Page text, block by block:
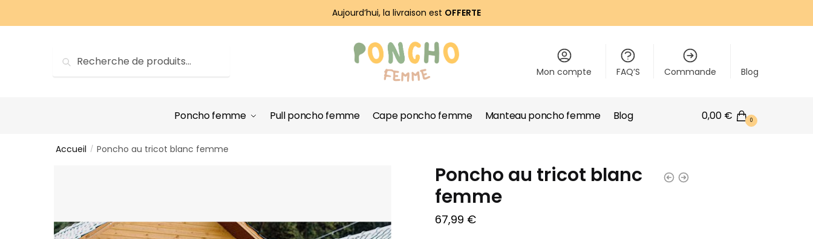
Aujourd’hui, la livraison est OFFERTE
pour :
Recherche
Mon compte FAQ’S Commande Blog
Poncho femme Pull poncho femme Cape poncho femme Manteau poncho femme Blog 0,00 € 0
Accueil / Poncho au tricot blanc femme
Poncho au tricot blanc
femme
67,99 €